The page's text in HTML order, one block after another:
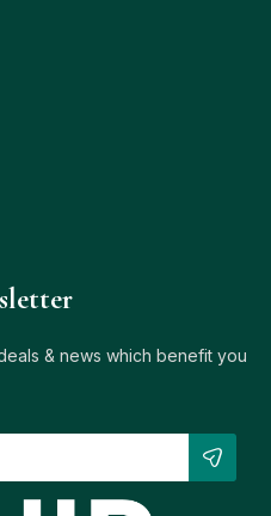
& news which benefit you